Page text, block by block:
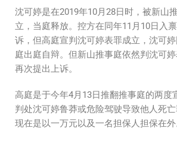
沈可婷是在2019年10月28日时，被新山
立，当庭释放。控方在同年11月10日入
诉，但高庭宣判沈可婷表罪成立，沈可
庭出庭自辩。但新山推事庭依然判沈可
再次提出上诉。
高庭是于今年4月13日推翻推事庭的两度
判处沈可婷鲁莽或危险驾驶导致他人死
现在是以一万元以及一名担保人担保在外